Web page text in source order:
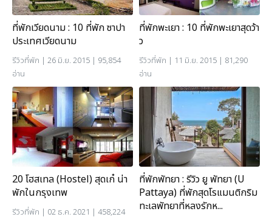
ที่พักเวียดนาม : 10 ที่พัก ซาปา
ประเทศเวียดนาม
รีวิวที่พัก | 26 มิ.ย. 2015 | 95,854
อ่าน
ที่พักพะเยา : 10 ที่พักพะเยาสุดว้า
ว
รีวิวที่พัก | 11 มิ.ย. 2015 | 81,290
อ่าน
20 โฮสเทล (Hostel) สุดเก๋ น่า
พักในกรุงเทพ
รีวิวที่พัก | 02 ธ.ค. 2021 | 458,224
ที่พักพัทยา : รีวิว ยู พัทยา (U
Pattaya) ที่พักสุดโรแมนติกริม
ทะเลพัทยาที่หลงรักห...